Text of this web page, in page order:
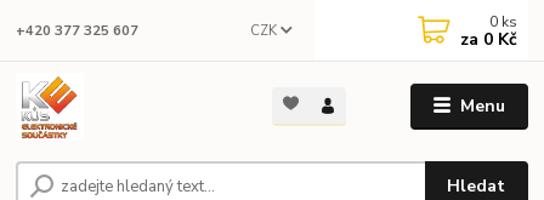
Menu
CZK
Hledat
+420 377 325 607 0 ks
za 0 Kč